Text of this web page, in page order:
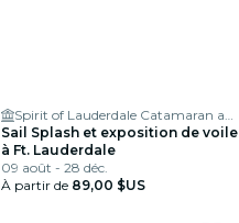
Spirit of Lauderdale Catamaran and Yacht Charters
Sail Splash et exposition de voile
à Ft. Lauderdale
09 août - 28 déc.
À partir de 89,00 $US